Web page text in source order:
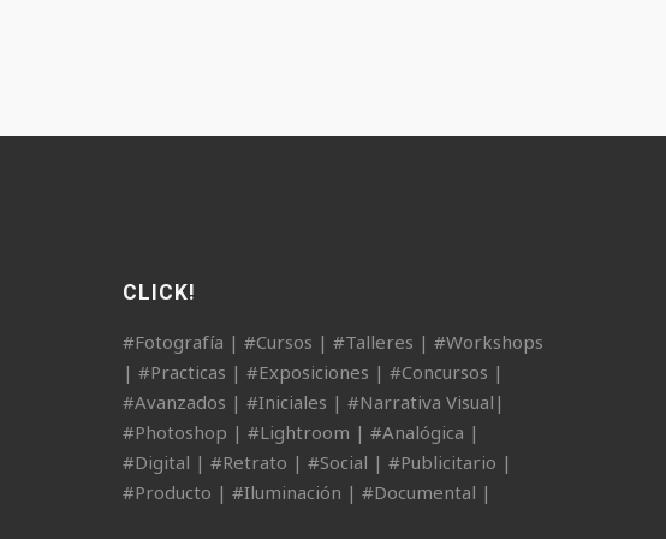
CLICK!
#Fotografía | #Cursos | #Talleres | #Workshops
| #Practicas | #Exposiciones | #Concursos |
#Avanzados | #Iniciales | #Narrativa Visual|
#Photoshop | #Lightroom | #Analógica |
#Digital | #Retrato | #Social | #Publicitario |
#Producto | #Iluminación | #Documental |